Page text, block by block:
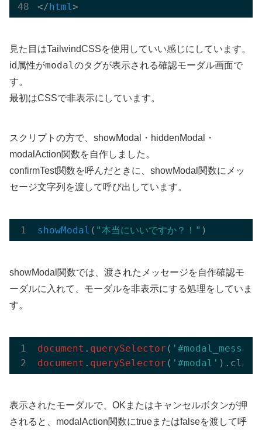
</html>
見た目はTailwindCSSを使用していい感じにしています。
id属性がmodalのタグが表示される確認モーダル画面で
す。
最初はCSSで非表示にしています。
スクリプトの方で、showModal・hiddenModal・
modalAction関数を自作しました。
confirmTest関数を呼んだときに、showModal関数にメッ
セージ文字列を渡して呼び出しています。
showModal ( "本当にいいですか？！" )
showModal関数では、渡されたメッセージを自作確認モ
ーダルに入れて、モーダルを非表示にする処理をしていま
す。
document . querySelector (
document . querySelector ( '#modal'
表示されたモーダルで、OKまたはキャンセルボタンが押
されると、modalAction関数にtrueまたはfalseを渡して呼